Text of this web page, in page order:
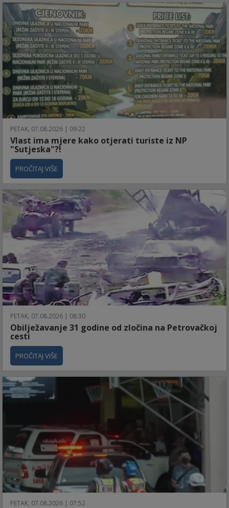
PETAK, 07.08.2026 | 09:22
Vlast ima mjere kako otjerati turiste iz NP
"Sutjeska"?!
PROČITAJ VIŠE
PETAK, 07.08.2026 | 08:30
Obilježavanje 31 godine od zločina na Petrovačkoj
cesti
PROČITAJ VIŠE
PETAK, 07.08.2026 | 07:52